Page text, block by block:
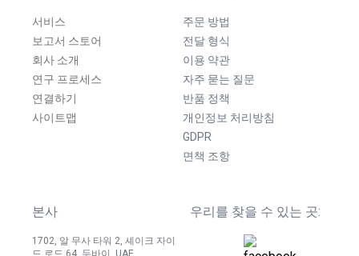
서비스
보고서 스토어
회사 소개
연구 프로세스
연결하기
사이트맵
주문 방법
전달 형식
이용 약관
자주 묻는 질문
반품 정책
개인정보 처리방침
GDPR
면책 조항
본사
1702, 알 무사 타워 2, 셰이크 자이
우리를 찾을 수 있는 곳: